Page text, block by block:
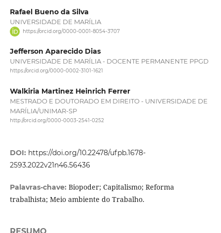
Rafael Bueno da Silva
UNIVERSIDADE DE MARÍLIA
https://orcid.org/0000-0001-8054-3707
Jefferson Aparecido Dias
UNIVERSIDADE DE MARÍLIA - DOCENTE PERMANENTE PPGD
https://orcid.org/0000-0002-3101-1621
Walkiria Martinez Heinrich Ferrer
MESTRADO E DOUTORADO EM DIREITO - UNIVERSIDADE DE
MARÍLIA/UNIMAR-SP
http://orcid.org/0000-0003-2541-0252
DOI: https://doi.org/10.22478/ufpb.1678-
2593.2022v21n46.56436
Palavras-chave: Biopoder; Capitalismo; Reforma
trabalhista; Meio ambiente do Trabalho.